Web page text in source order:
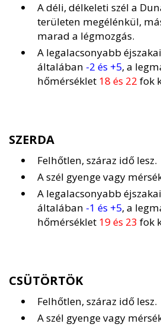
A déli, délkeleti szél a
területen megélénkül,
marad a légmozgás.
A legalacsonyabb
általában -2 és +5, a
hőmérséklet 18 és 22 fok
SZERDA
Felhőtlen, száraz idő lesz.
A szél gyenge vagy
A legalacsonyabb
általában -1 és +5, a
hőmérséklet 19 és 23 fok
CSÜTÖRTÖK
Felhőtlen, száraz idő lesz.
A szél gyenge vagy